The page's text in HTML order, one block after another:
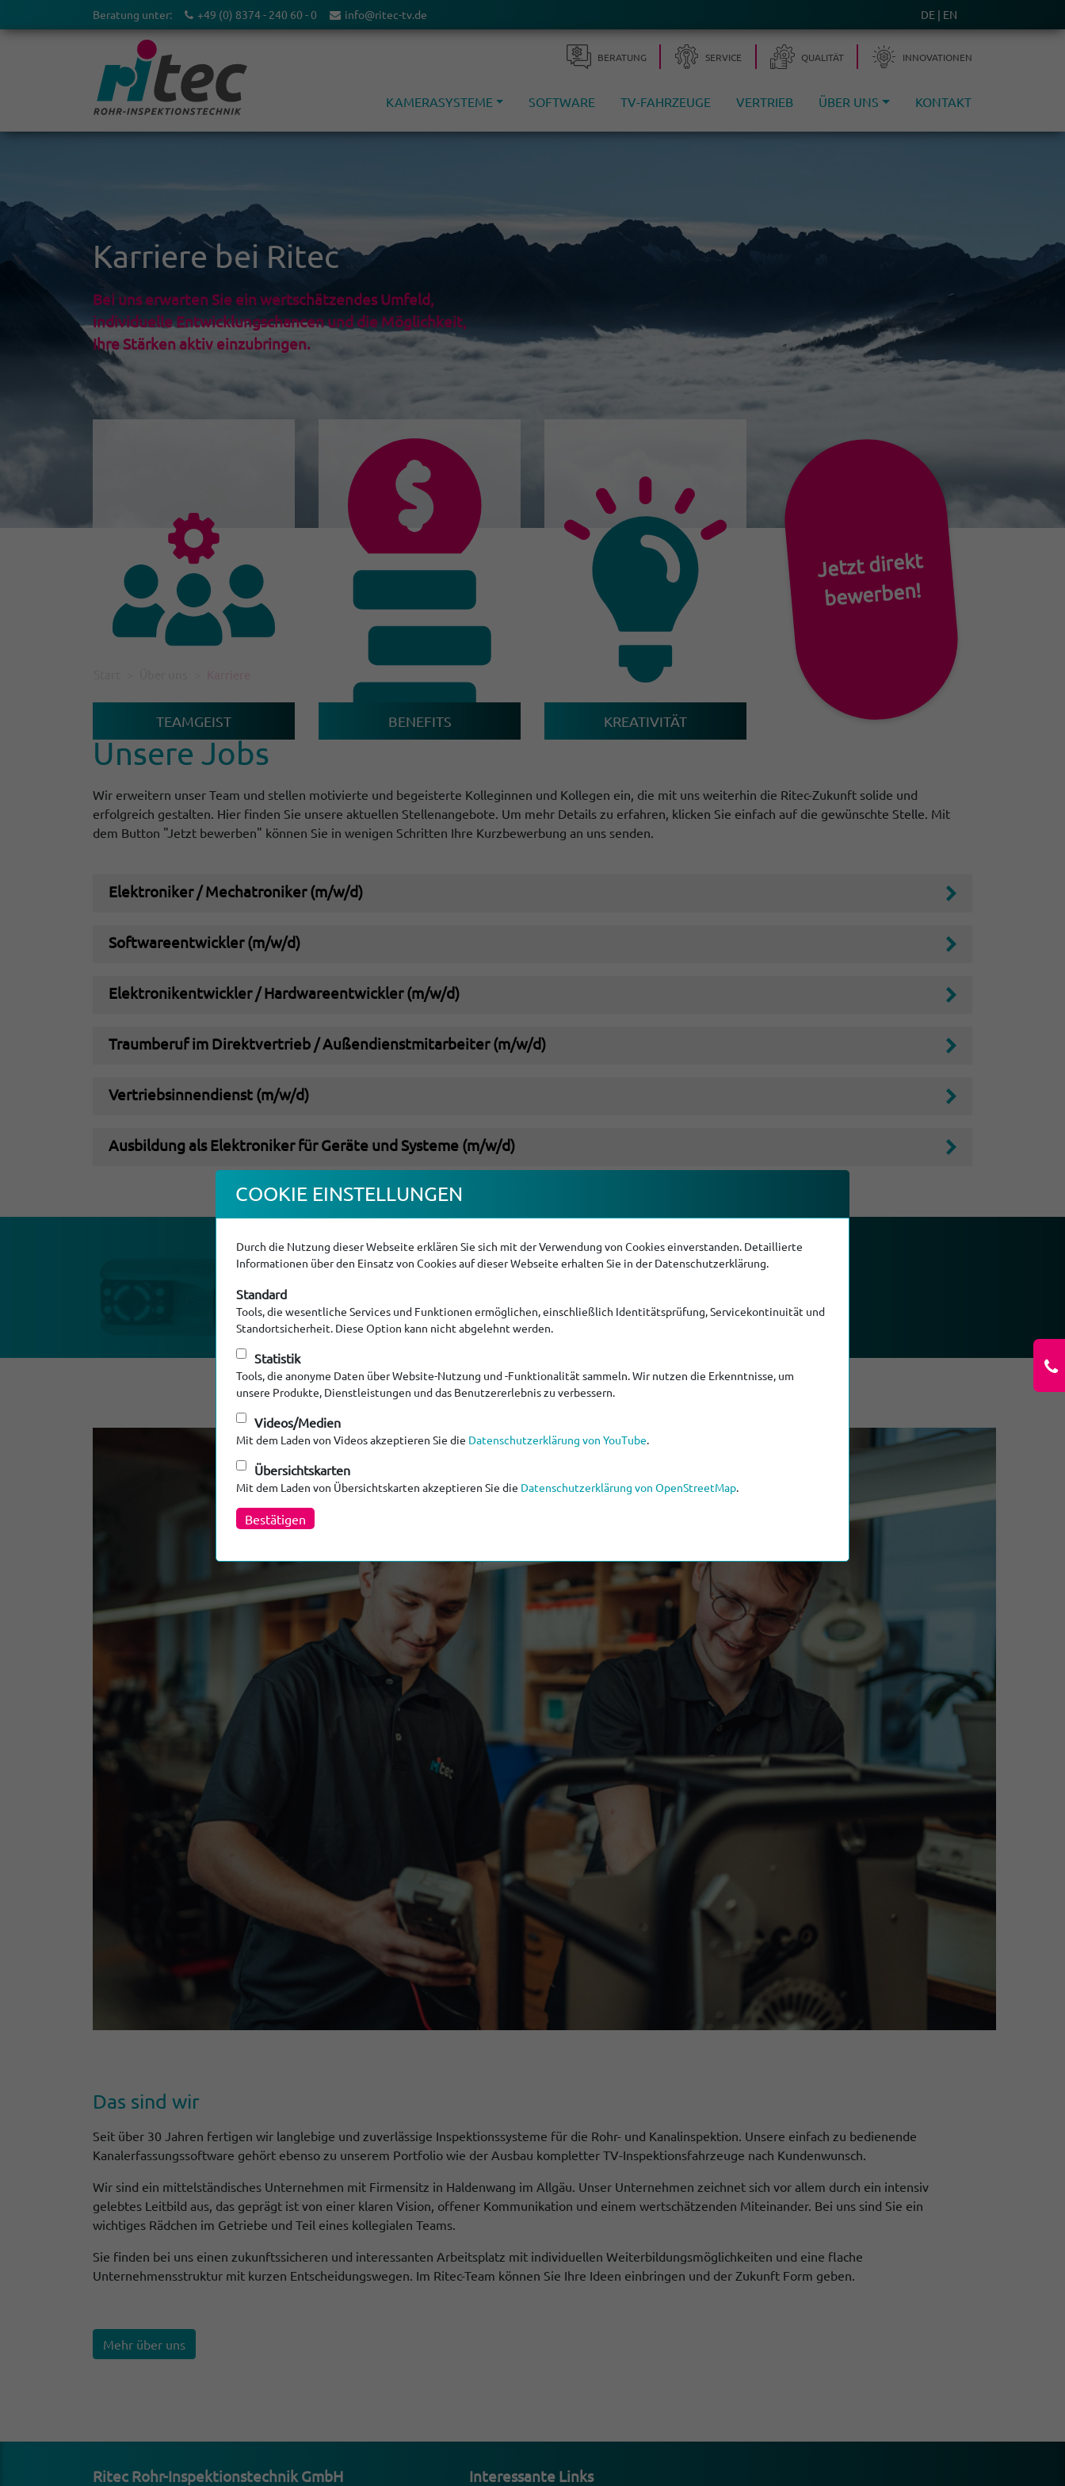
Beratung unter: +49 (0) 8374 - 240 60 - 0 info@ritec-tv.de DE EN
BERA­TUNG SERVICE QUALITÄT INNOVA­TIONEN
KAMERASYSTEME SOFTWARE TV-FAHRZEUGE VERTRIEB ÜBER UNS KONTAKT
Karriere bei Ritec
Bei uns erwarten Sie ein wertschätzendes Umfeld,
individuelle Entwicklungschancen und die Möglichkeit,
Ihre Stärken aktiv einzubringen.
TEAMGEIST BENEFITS KREATIVITÄT
Jetzt direkt
bewerben!
Unsere Jobs
Wir erweitern unser Team und stellen motivierte und begeisterte Kolleginnen und Kollegen ein, die mit uns weiterhin die Ritec-Zukunft solide und
erfolgreich gestalten. Hier finden Sie unsere aktuellen Stellenangebote. Um mehr Details zu erfahren, klicken Sie einfach auf die gewünschte Stelle. Mit
dem Button "Jetzt bewerben" können Sie in wenigen Schritten Ihre Kurzbewerbung an uns senden.
Elektroniker / Mechatroniker (m/w/d)
Softwareentwickler (m/w/d)
Elektronikentwickler / Hardwareentwickler (m/w/d)
Traumberuf im Direktvertrieb / Außendienstmitarbeiter (m/w/d)
Vertriebsinnendienst (m/w/d)
Ausbildung als Elektroniker für Geräte und Systeme (m/w/d)
Sie haben eine Frage? Wir rufen gerne zurück.
Jetzt Rückruf vereinbaren
Das sind wir
Seit über 30 Jahren fertigen wir langlebige und zuverlässige Inspektionssysteme für die Rohr- und Kanalinspektion. Unsere einfach zu bedienende
Kanalerfassungssoftware gehört ebenso zu unserem Portfolio wie der Ausbau kompletter TV-Inspektionsfahrzeuge nach Kundenwunsch.
Wir sind ein mittelständisches Unternehmen mit Firmensitz in Haldenwang im Allgäu. Unser Unternehmen zeichnet sich vor allem durch ein intensiv
gelebtes Leitbild aus, das geprägt ist von einer klaren Vision, offener Kommunikation und einem wertschätzenden Miteinander. Bei uns sind Sie ein
wichtiges Rädchen im Getriebe und Teil eines kollegialen Teams.
Sie finden bei uns einen zukunftssicheren und interessanten Arbeitsplatz mit individuellen Weiterbildungsmöglichkeiten und eine flache
Unternehmensstruktur mit kurzen Entscheidungswegen. Im Ritec-Team können Sie Ihre Ideen einbringen und der Zukunft Form geben.
Mehr über uns
Ritec Rohr-Inspek­ti­ons­technik GmbH Inter­es­sante Links
COOKIE EINSTEL­LUNGEN
Durch die Nutzung dieser Webseite erklären Sie sich mit der Verwendung von Cookies einverstanden. Detaillierte
Informationen über den Einsatz von Cookies auf dieser Webseite erhalten Sie in der Datenschutzerklärung.
Standard
Tools, die wesentliche Services und Funktionen ermöglichen, einschließlich Identitätsprüfung, Servicekontinuität und
Standortsicherheit. Diese Option kann nicht abgelehnt werden.
Statistik
Tools, die anonyme Daten über Website-Nutzung und -Funktionalität sammeln. Wir nutzen die Erkenntnisse, um
unsere Produkte, Dienstleistungen und das Benutzererlebnis zu verbessern.
Videos/Medien
Mit dem Laden von Videos akzeptieren Sie die Datenschutzerklärung von YouTube.
Übersichtskarten
Mit dem Laden von Übersichtskarten akzeptieren Sie die Datenschutzerklärung von OpenStreetMap.
Bestätigen